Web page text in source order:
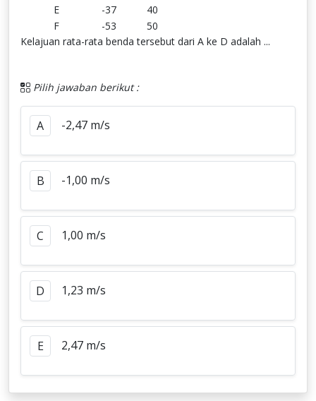
E
-37
40
F
-53
50
Kelajuan rata-rata benda tersebut dari A ke D adalah ...
Pilih jawaban berikut :
A -2,47 m/s
B -1,00 m/s
C 1,00 m/s
D 1,23 m/s
E 2,47 m/s